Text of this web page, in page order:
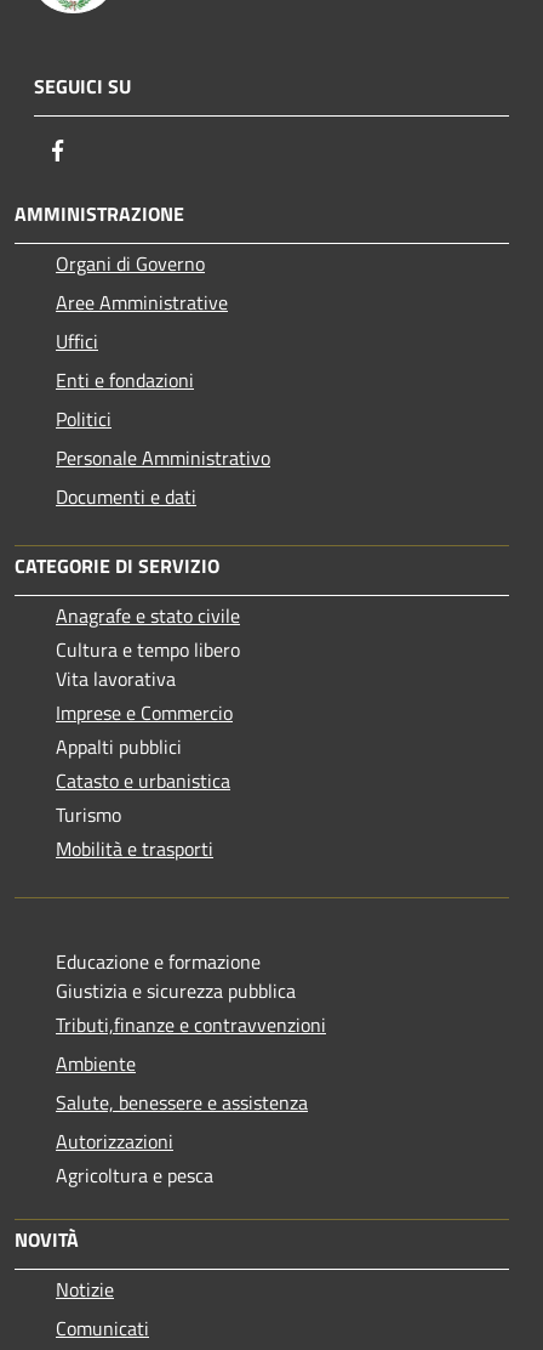
SEGUICI SU
AMMINISTRAZIONE
Organi di Governo
Aree Amministrative
Uffici
Enti e fondazioni
Politici
Personale Amministrativo
Documenti e dati
CATEGORIE DI SERVIZIO
Anagrafe e stato civile
Cultura e tempo libero
Vita lavorativa
Imprese e Commercio
Appalti pubblici
Catasto e urbanistica
Turismo
Mobilità e trasporti
Educazione e formazione
Giustizia e sicurezza pubblica
Tributi,finanze e contravvenzioni
Ambiente
Salute, benessere e assistenza
Autorizzazioni
Agricoltura e pesca
NOVITÀ
Notizie
Comunicati